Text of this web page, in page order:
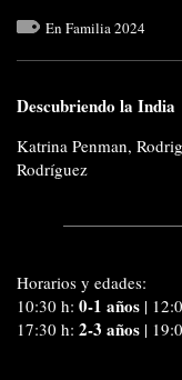
En Familia 2024
Descubriendo la India
Katrina Penman,
Rodríguez
Horarios y edades:
10:30 h: 0-1 años |
17:30 h: 2-3 años |